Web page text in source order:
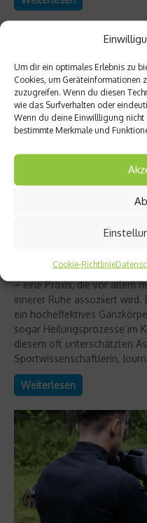
Um dir ein optimales Erlebnis zu
Cookies, um
zuzugreifen. Wenn du diesen
wie das Surfverhalten oder
Wenn du deine Einwillligung nicht
bestimmte Merkmale und
Cookie-Richtlinie
Christine Bielecki
Yoga gilt für viele als
– eine Praxis, die vor allem
innerer Ruhe assoziiert wird.
ein hocheffektives
sogar Heilungsprozesse im
diesem oft unterschätzten
Sportwissenschaftlerin,
Weiterlesen